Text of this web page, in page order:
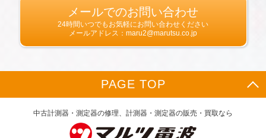
生年月日，住所，電話番号，メールアドレス，
銀行口座番号，クレジットカード番号，運転免
許証番号などの個人情報をお尋ねすることがあ
下，｢提携先｣といいます。）などから収集する
ことがあります。
当社は，ユーザーについて，利用したサービス
やソフトウエア，購入した商品，閲覧したペー
ジや広告の履歴，検索した検索キーワード，利
メールでのお問い合わせ
24時間いつでもお気軽にお問い合わせください
メールアドレス：maru2@marutsu.co.jp
PAGE TOP
中古計測器・測定器の修理、計測器・測定器の販売・買取なら